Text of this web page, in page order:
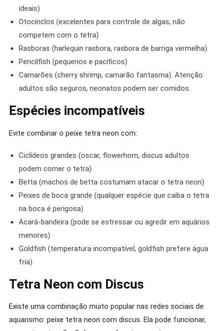
ideais)
Otocinclos (excelentes para controle de algas, não
competem com o tetra)
Rasboras (harlequin rasbora, rasbora de barriga vermelha)
Pencilfish (pequenos e pacíficos)
Camarões (cherry shrimp, camarão fantasma). Atenção:
adultos são seguros, neonatos podem ser comidos.
Espécies incompatíveis
Evite combinar o peixe tetra neon com:
Ciclídeos grandes (oscar, flowerhorn, discus adultos
podem comer o tetra)
Betta (machos de betta costumam atacar o tetra neon)
Peixes de boca grande (qualquer espécie que caiba o tetra
na boca é perigosa)
Acará-bandeira (pode se estressar ou agredir em aquários
menores)
Goldfish (temperatura incompatível, goldfish prefere água
fria)
Tetra Neon com Discus
Existe uma combinação muito popular nas redes sociais de
aquarismo: peixe tetra neon com discus. Ela pode funcionar,